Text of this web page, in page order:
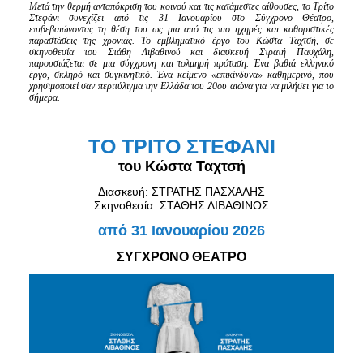
Αναζήτηση παραγγελίας
Προσωπικά Δεδομένα
Πληροφορίες
Μετά την θερμή ανταπόκριση του κοινού και τις κατάμεστες αίθουσες, το Τρίτο
Στεφάνι συνεχίζει από τις 31 Ιανουαρίου στο Σύγχρονο Θέατρο,
επιβεβαιώνοντας τη θέση του ως μια από τις πιο ηχηρές και καθοριστικές
παραστάσεις της χρονιάς. Το εμβληματικό έργο του Κώστα Ταχτσή, σε
σκηνοθεσία του Στάθη Λιβαθινού και διασκευή Στρατή Πασχάλη,
παρουσιάζεται σε μια σύγχρονη και τολμηρή πρόταση. Ένα βαθιά ελληνικό
έργο, σκληρό και συγκινητικό. Ένα κείμενο «επικίνδυνα» καθημερινό, που
χρησιμοποιεί σαν περιτύλιγμα την Ελλάδα του 20ου αιώνα για να μιλήσει για το
σήμερα.
ΤΟ ΤΡΙΤΟ ΣΤΕΦΑΝΙ
του Κώστα Ταχτσή
Διασκευή: ΣΤΡΑΤΗΣ ΠΑΣΧΑΛΗΣ
Σκηνοθεσία: ΣΤΑΘΗΣ ΛΙΒΑΘΙΝΟΣ
από 31 Ιανουαρίου 2026
ΣΥΓΧΡΟΝΟ ΘΕΑΤΡΟ